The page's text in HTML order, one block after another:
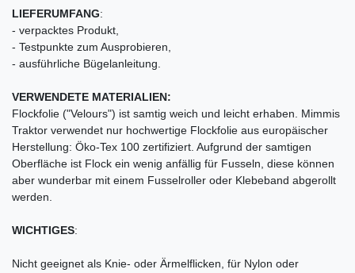
LIEFERUMFANG:
- verpacktes Produkt,
- Testpunkte zum Ausprobieren,
- ausführliche Bügelanleitung.
VERWENDETE MATERIALIEN:
Flockfolie ("Velours") ist samtig weich und leicht erhaben. Mimmis
Traktor verwendet nur hochwertige Flockfolie aus europäischer
Herstellung: Öko-Tex 100 zertifiziert. Aufgrund der samtigen
Oberfläche ist Flock ein wenig anfällig für Fusseln, diese können
aber wunderbar mit einem Fusselroller oder Klebeband abgerollt
werden.
WICHTIGES:
Nicht geeignet als Knie- oder Ärmelflicken, für Nylon oder